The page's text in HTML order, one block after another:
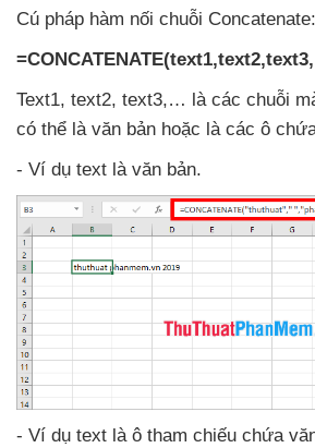
Cú pháp hàm nối chuỗi Concatenate:
Text1, text2, text3,… là các chuỗi
có thể là văn bản hoặc là các ô
- Ví dụ text là văn bản.
- Ví dụ text là ô tham chiếu chứa